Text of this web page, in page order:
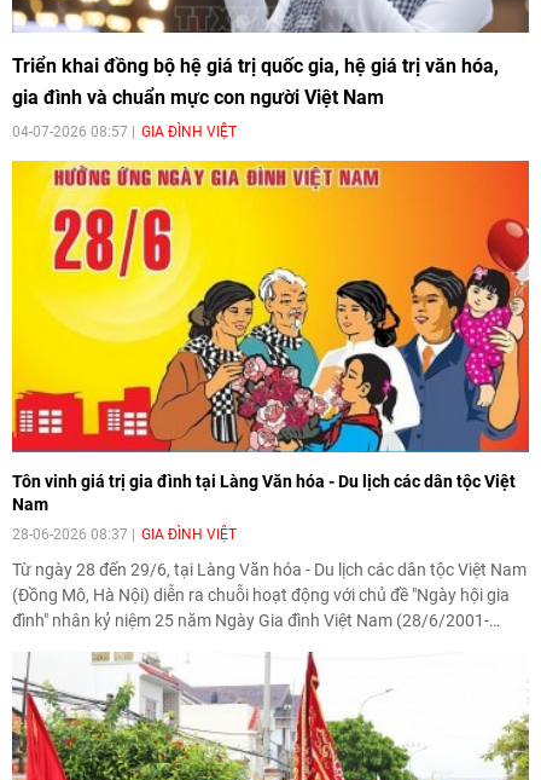
cho Đại sứ Hungary tại Việt Nam
[Video] Nhân dân Việt Nam luôn trân
trọng tình cảm của nước Nga
|13/06/2026
Video: Cơ hội giao lưu quốc tế cho học
sinh Việt Nam tại trại hè Artek
[Video] Đối ngoại nhân dân Thủ đô
hướng tới kết nối hiệu quả nguồn lực
16:58|10/06/2026
cùng thanh thiếu nhi tiên phong ứng
phó với biến đổi khí hậu
17:07|09/06/2026
Triển khai đồng bộ hệ giá trị quốc gia, hệ giá trị văn hóa,
gia đình và chuẩn mực con người Việt Nam
04-07-2026 08:57 GIA ĐÌNH VIỆT
Tôn vinh giá trị gia đình tại Làng Văn hóa - Du lịch các dân tộc Việt
Nam
28-06-2026 08:37 GIA ĐÌNH VIỆT
Từ ngày 28 đến 29/6, tại Làng Văn hóa - Du lịch các dân tộc Việt Nam
(Đồng Mô, Hà Nội) diễn ra chuỗi hoạt động với chủ đề "Ngày hội gia
đình" nhân kỷ niệm 25 năm Ngày Gia đình Việt Nam (28/6/2001-
Việt, đồng thời giới thiệu bản sắc văn hóa của cộng đồng 54 dân tộc
anh em.